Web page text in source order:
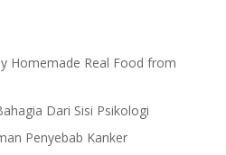
Homemade Real Food from
Dari Sisi Psikologi
Penyebab Kanker